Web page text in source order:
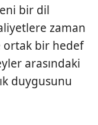
bir dil
zaman
ortak bir hedef
arasındaki
duygusunu